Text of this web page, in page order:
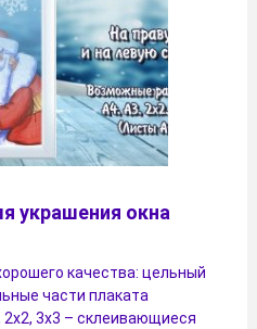
украшения окна
качества: цельный
части плаката
3х3 – склеивающиеся